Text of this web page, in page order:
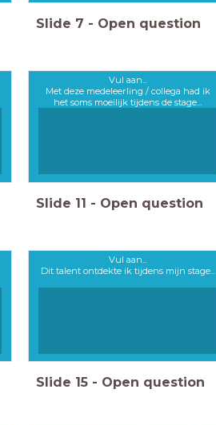
Slide 7 - Open question
Vul aan...
Met deze medeleerling / collega had ik
het soms moeilijk tijdens de stage...
Slide 11 - Open question
Vul aan...
Dit talent ontdekte ik tijdens mijn stage...
Slide 15 - Open question